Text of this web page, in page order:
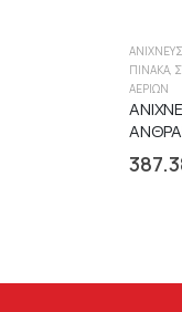
ΠΊΝΑΚΑ
ΑΕΡΊΩΝ